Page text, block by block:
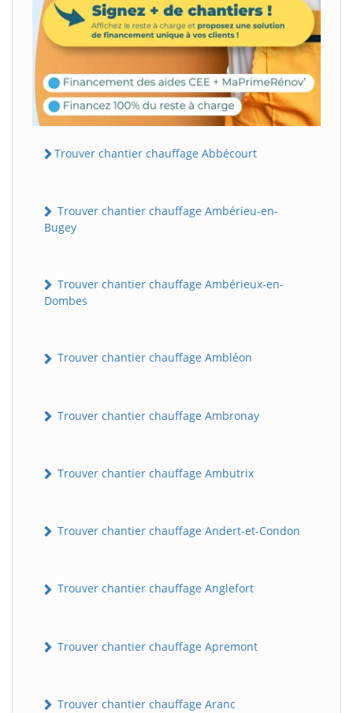
Trouver chantier chauffage Abbécourt
Trouver chantier chauffage Ambérieu-en-
Bugey
Trouver chantier chauffage Ambérieux-en-
Dombes
Trouver chantier chauffage Ambléon
Trouver chantier chauffage Ambronay
Trouver chantier chauffage Ambutrix
Trouver chantier chauffage Andert-et-Condon
Trouver chantier chauffage Anglefort
Trouver chantier chauffage Apremont
Trouver chantier chauffage Aranc